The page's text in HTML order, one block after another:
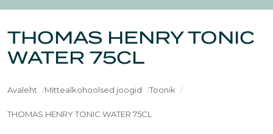
THOMAS HENRY TONIC
WATER 75CL
Avaleht Mittealkohoolsed joogid Toonik
THOMAS HENRY TONIC WATER 75CL